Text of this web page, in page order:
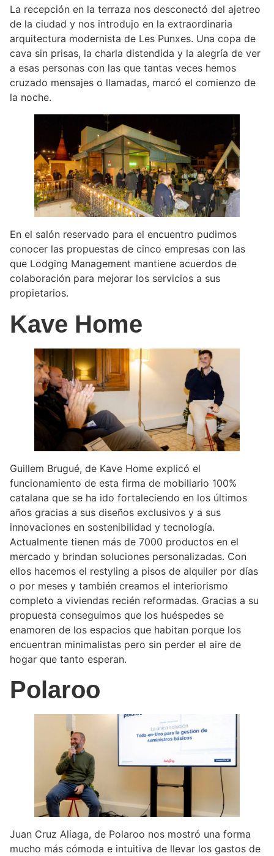
La recepción en la terraza nos desconectó del ajetreo
de la ciudad y nos introdujo en la extraordinaria
arquitectura modernista de Les Punxes. Una copa de
cava sin prisas, la charla distendida y la alegría de ver
a esas personas con las que tantas veces hemos
cruzado mensajes o llamadas, marcó el comienzo de
la noche.
En el salón reservado para el encuentro pudimos
conocer las propuestas de cinco empresas con las
que Lodging Management mantiene acuerdos de
colaboración para mejorar los servicios a sus
propietarios.
Kave Home
Guillem Brugué, de Kave Home explicó el
funcionamiento de esta firma de mobiliario 100%
catalana que se ha ido fortaleciendo en los últimos
años gracias a sus diseños exclusivos y a sus
innovaciones en sostenibilidad y tecnología.
Actualmente tienen más de 7000 productos en el
mercado y brindan soluciones personalizadas. Con
ellos hacemos el restyling a pisos de alquiler por días
o por meses y también creamos el interiorismo
completo a viviendas recién reformadas. Gracias a su
propuesta conseguimos que los huéspedes se
enamoren de los espacios que habitan porque los
encuentran minimalistas pero sin perder el aire de
hogar que tanto esperan.
Polaroo
Juan Cruz Aliaga, de Polaroo nos mostró una forma
mucho más cómoda e intuitiva de llevar los gastos de